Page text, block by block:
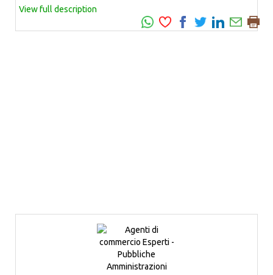
View full description